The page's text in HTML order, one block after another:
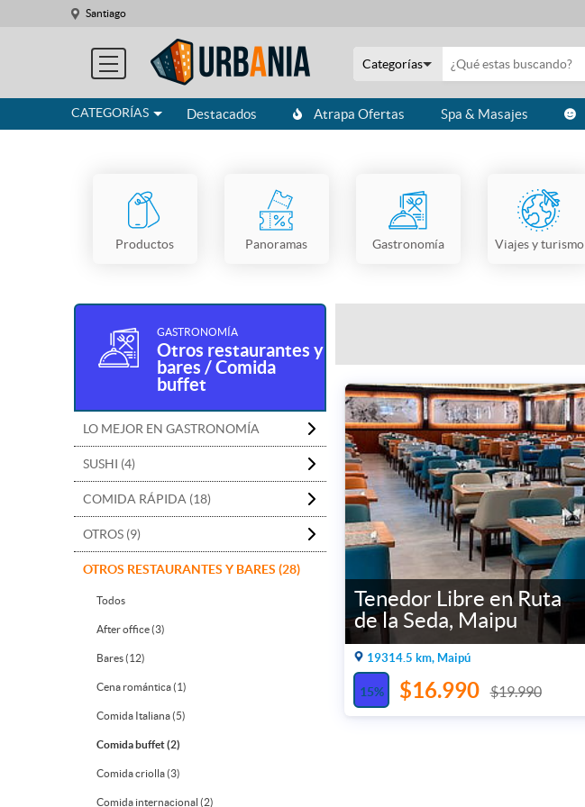
Santiago
CATEGORÍAS
Categorías
Destacados Atrapa Ofertas Spa & Masajes
Productos Panoramas Gastronomía Viajes y turismo
GASTRONOMÍA
Otros restaurantes y
bares / Comida
buffet
LO MEJOR EN GASTRONOMÍA
SUSHI (4)
COMIDA RÁPIDA (18)
OTROS (9)
OTROS RESTAURANTES Y BARES (28)
Todos
After office (3)
Bares (12)
Cena romántica (1)
Comida Italiana (5)
Comida buffet (2)
Comida criolla (3)
Comida internacional (2)
Tenedor Libre en Ruta
de la Seda, Maipu
19314.5 km, Maipú
15% $16.990 $19.990